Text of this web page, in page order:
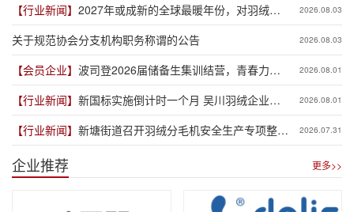
【行业新闻】 2027年或成新的全球最暖年份，对羽绒产
业有何影响？
2026.08.03
关于规范协会分支机构职务称谓的公告 2026.08.03
【会员企业】 波司登2026届储备生集训结营，青春力量
赋能品牌新程
2026.08.01
【行业新闻】 新国标实施倒计时一个月 吴川羽绒企业集
体“抢跑”新规
2026.08.01
【行业新闻】 新塘街道召开羽绒分毛机安全生产专项整治
推进会
2026.07.31
企业推荐 更多>>